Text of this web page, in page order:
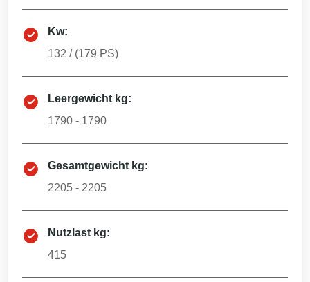
Kw:
132 / (179 PS)
Leergewicht kg:
1790 - 1790
Gesamtgewicht kg:
2205 - 2205
Nutzlast kg:
415